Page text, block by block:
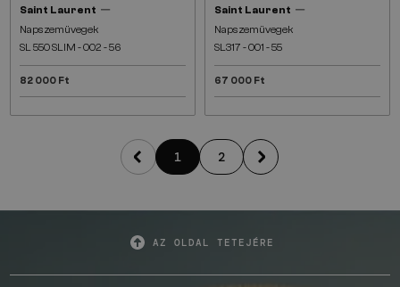
Saint Laurent —
Napszemüvegek
SL 550 SLIM - 002 - 56
82 000 Ft
Saint Laurent —
Napszemüvegek
SL317 - 001 - 55
67 000 Ft
1 2
AZ OLDAL TETEJÉRE